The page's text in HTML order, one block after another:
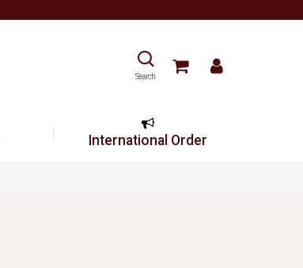
Search
International Order